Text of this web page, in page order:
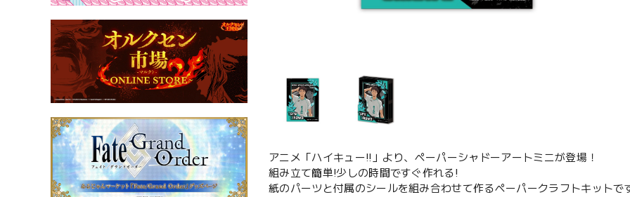
アニメ「ハイキュー!!」より、ペーパーシャドーアートミニが登場！
組み立て簡単!少しの時間ですぐ作れる!
紙のパーツと付属のシールを組み合わせて作るペーパークラフトキットで